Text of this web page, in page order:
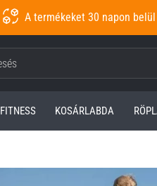
A termékeket 30 napon
FITNESS KOSÁRLABDA